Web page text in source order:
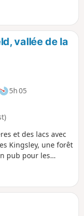
vallée de la
5h 05
et des lacs avec
Kingsley, une forêt
pub pour les
naturelle
de façon
dévié pour